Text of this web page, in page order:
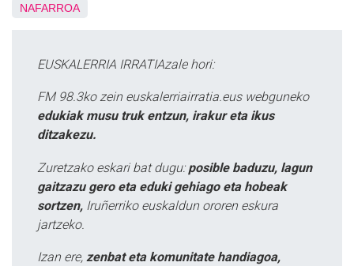
NAFARROA
EUSKALERRIA IRRATIAzale hori:
FM 98.3ko zein euskalerriairratia.eus webguneko
edukiak musu truk entzun, irakur eta ikus
ditzakezu.
Zuretzako eskari bat dugu: posible baduzu, lagun
gaitzazu gero eta eduki gehiago eta hobeak
sortzen, Iruñerriko euskaldun ororen eskura
jartzeko.
Izan ere, zenbat eta komunitate handiagoa,